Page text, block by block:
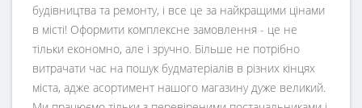
будівництва та ремонту, і все це за найкращими цінами
в місті! Оформити комплексне замовлення - це не
тільки економно, але і зручно. Більше не потрібно
витрачати час на пошук будматеріалів в різних кінцях
міста, адже асортимент нашого магазину дуже великий.